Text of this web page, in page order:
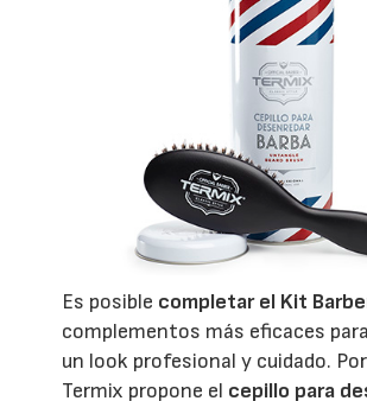
Es posible completar el Kit
complementos más eficaces
un look profesional y cuidado.
Termix propone el cepillo para